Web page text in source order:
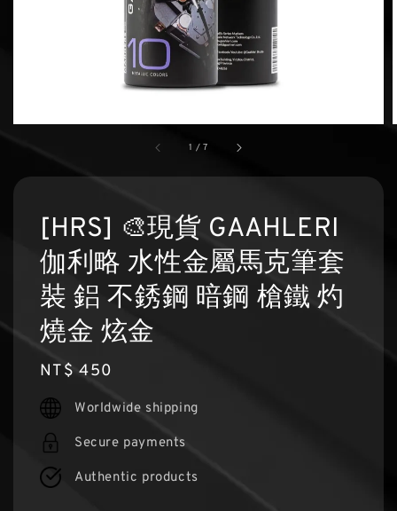
1 /7
[HRS] 🎨現貨 GAAHLERI
伽利略 水性金屬馬克筆套
裝 鋁 不銹鋼 暗鋼 槍鐵 灼
燒金 炫金
Regular
price
NT$ 450
Worldwide shipping
Secure payments
Authentic products